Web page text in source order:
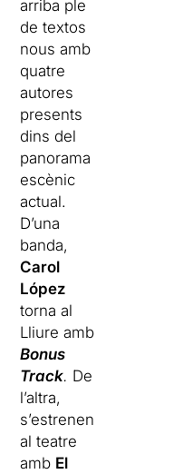
arriba ple
de textos
nous amb
quatre
autores
presents
dins del
panorama
escènic
actual.
D’una
banda,
Carol
López
torna al
Lliure amb
Bonus
Track. De
l’altra,
s’estrenen
al teatre
amb El